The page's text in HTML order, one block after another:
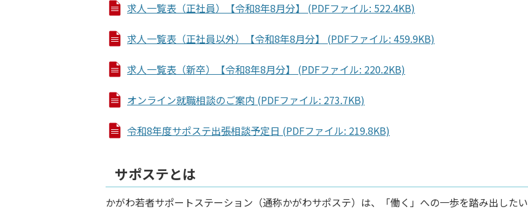
求人一覧表（正社員）【令和8年8月分】 (PDFファイル: 522.4KB)
求人一覧表（正社員以外）【令和8年8月分】 (PDFファイル: 459.9KB)
求人一覧表（新卒）【令和8年8月分】 (PDFファイル: 220.2KB)
オンライン就職相談のご案内 (PDFファイル: 273.7KB)
令和8年度サポステ出張相談予定日 (PDFファイル: 219.8KB)
サポステとは
かがわ若者サポートステーション（通称かがわサポステ）は、「働く」への一歩を踏み出したい